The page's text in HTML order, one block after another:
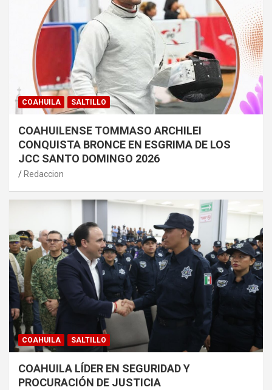
COAHUILA SALTILLO
COAHUILENSE TOMMASO ARCHILEI
CONQUISTA BRONCE EN ESGRIMA DE LOS
JCC SANTO DOMINGO 2026
Redaccion
COAHUILA SALTILLO
COAHUILA LÍDER EN SEGURIDAD Y
PROCURACIÓN DE JUSTICIA